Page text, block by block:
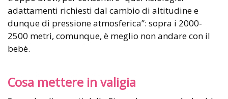
adattamenti richiesti dal cambio di altitudine e
dunque di pressione atmosferica”: sopra i 2000-
2500 metri, comunque, è meglio non andare con il
bebè.
Cosa mettere in valigia